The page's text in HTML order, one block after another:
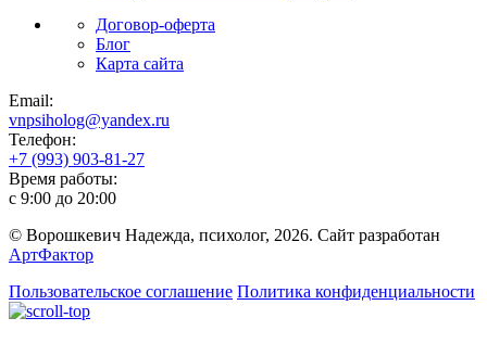
Договор-оферта
Блог
Карта сайта
Email:
vnpsiholog@yandex.ru
Телефон:
+7 (993) 903-81-27
Время работы:
с 9:00 до 20:00
© Ворошкевич Надежда, психолог, 2026. Сайт разработан
АртФактор
Пользовательское соглашение Политика конфиденциальности